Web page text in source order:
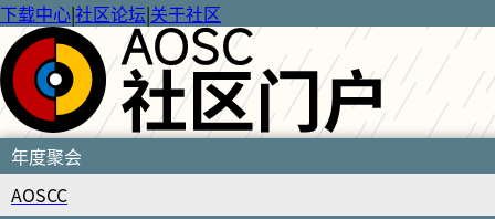
下载中心|社区论坛|关于社区
年度聚会
AOSCC